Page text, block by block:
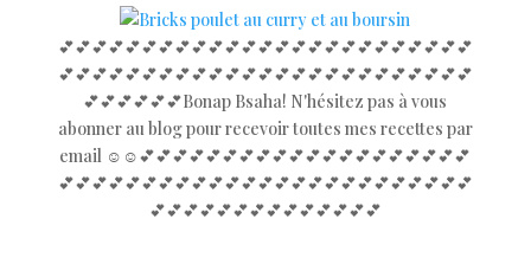
💕💕💕💕💕💕💕💕💕💕💕💕💕💕💕💕💕💕💕💕💕💕💕💕💕
💕💕💕💕💕💕💕💕💕💕💕💕💕💕💕💕💕💕💕💕💕💕💕💕💕
💕💕💕💕💕💕Bonap Bsaha! N'hésitez pas à vous
abonner au blog pour recevoir toutes mes recettes par
email ☺️☺️💕💕💕💕💕💕💕💕💕💕💕💕💕💕💕💕💕💕💕💕
💕💕💕💕💕💕💕💕💕💕💕💕💕💕💕💕💕💕💕💕💕💕💕💕💕
💕💕💕💕💕💕💕💕💕💕💕💕💕💕